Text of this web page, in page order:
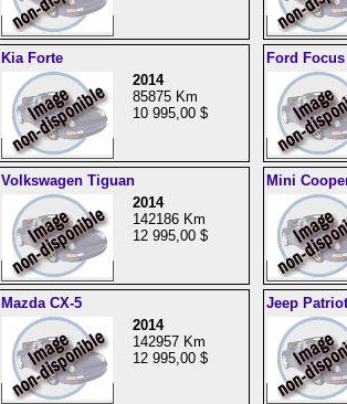
Kia Forte
2014
85875 Km
10 995,00 $
Ford Focus
Volkswagen Tiguan
2014
142186 Km
12 995,00 $
Mini
Mazda CX-5
2014
142957 Km
12 995,00 $
Jeep Patriot